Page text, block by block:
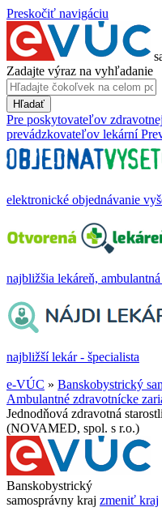
Preskočiť navigáciu
Zadajte výraz na vyhľadanie
Hľadať
Pre poskytovateľov
prevádzkovateľov lekární
elektronické objednávanie
najbližšia lekáreň,
najbližší lekár - špecialista
e-VÚC » Banskobystrický
Ambulantné zdravotnícke
Jednodňová zdravotná
(NOVAMED, spol. s r.o.)
Banskobystrický
samosprávny kraj zmeniť kraj